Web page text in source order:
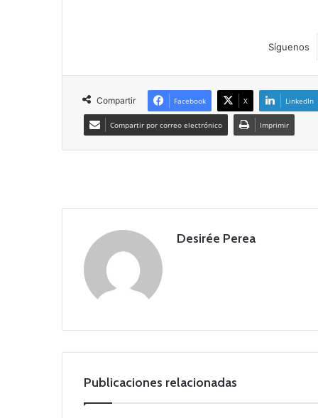
Síguenos
Compartir Facebook X LinkedIn
Compartir por correo electrónico Imprimir
Desirée Perea
Publicaciones relacionadas